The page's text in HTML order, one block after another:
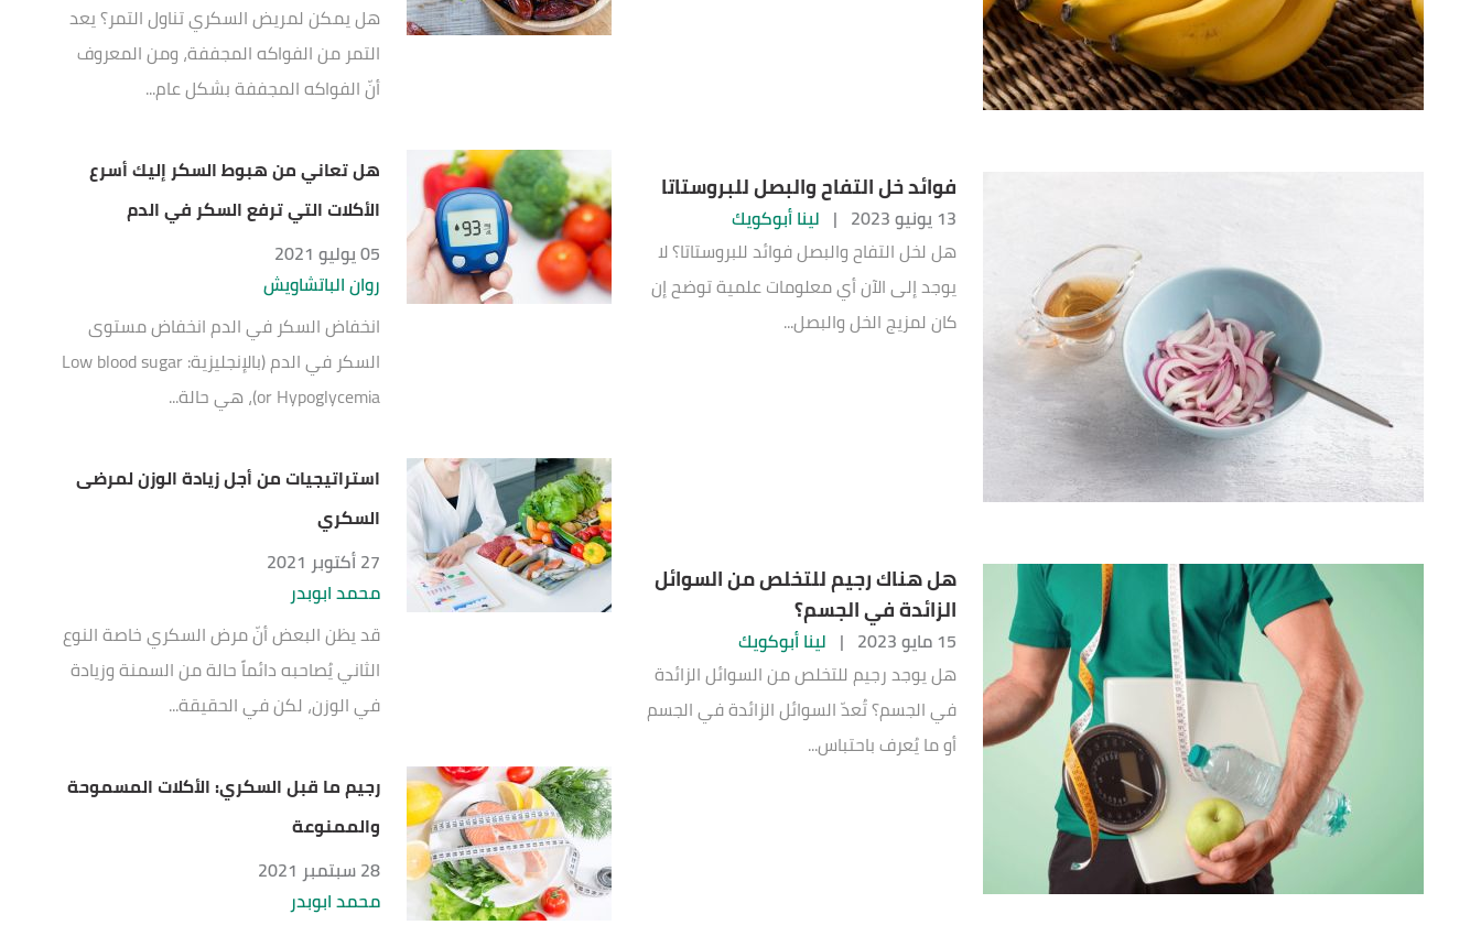
فوائد خل التفاح والبصل للبروستاتا
13 يونيو 2023 | لينا أبوكويك
هل لخل التفاح والبصل فوائد للبروستاتا؟ لا
يوجد إلى الآن أي معلومات علمية توضح إن
كان لمزيج الخل والبصل...
هل هناك رجيم للتخلص من السوائل
الزائدة في الجسم؟
15 مايو 2023 | لينا أبوكويك
هل يوجد رجيم للتخلص من السوائل الزائدة
في الجسم؟ تُعدّ السوائل الزائدة في الجسم
أو ما يُعرف باحتباس...
هل يمكن لمريض السكري تناول التمر؟ يعد
التمر من الفواكه المجففة، ومن المعروف
أنّ الفواكه المجففة بشكل عام...
هل تعاني من هبوط السكر إليك أسرع
الأكلات التي ترفع السكر في الدم
05 يوليو 2021
روان الباتشاويش
انخفاض السكر في الدم انخفاض مستوى
السكر في الدم (بالإنجليزية: Low blood sugar
or Hypoglycemia)، هي حالة...
استراتيجيات من أجل زيادة الوزن لمرضى
السكري
27 أكتوبر 2021
محمد ابوبدر
قد يظن البعض أنّ مرض السكري خاصة النوع
الثاني يُصاحبه دائماً حالة من السمنة وزيادة
في الوزن، لكن في الحقيقة...
رجيم ما قبل السكري: الأكلات المسموحة
والممنوعة
28 سبتمبر 2021
محمد ابوبدر